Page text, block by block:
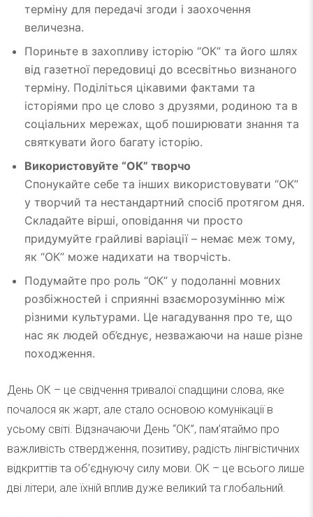
терміну для передачі згоди і заохочення
величезна.
Пориньте в захопливу історію “ОК” та його шлях
від газетної передовиці до всесвітньо визнаного
терміну. Поділіться цікавими фактами та
історіями про це слово з друзями, родиною та в
соціальних мережах, щоб поширювати знання та
святкувати його багату історію.
Використовуйте “ОК” творчо
Спонукайте себе та інших використовувати “ОК”
у творчий та нестандартний спосіб протягом дня.
Складайте вірші, оповідання чи просто
придумуйте грайливі варіації – немає меж тому,
як “ОК” може надихати на творчість.
Подумайте про роль “ОК” у подоланні мовних
розбіжностей і сприянні взаєморозумінню між
різними культурами. Це нагадування про те, що
нас як людей об’єднує, незважаючи на наше різне
походження.
День ОК – це свідчення тривалої спадщини слова, яке
почалося як жарт, але стало основою комунікації в
усьому світі. Відзначаючи День “ОК”, пам’ятаймо про
важливість ствердження, позитиву, радість лінгвістичних
відкриттів та об’єднуючу силу мови. OK – це всього лише
дві літери, але їхній вплив дуже великий та глобальний.